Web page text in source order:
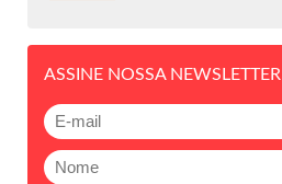
ASSINE NOSSA NEWSLETTER